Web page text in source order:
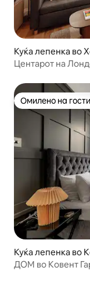
Куќа лепенка во
Центарот на
Омилено на
Омилено на
Куќа лепенка во
ДОМ во Ковент